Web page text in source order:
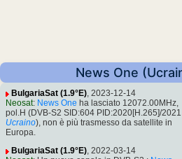
News One
BulgariaSat (1.9°E), 2023-12-14
Neosat: News One ha lasciato 12072.00MHz,
pol.H (DVB-S2 SID:604 PID:2020[H.265]/2021
Ucraino), non è più trasmesso da satellite in
Europa.
BulgariaSat (1.9°E), 2022-03-14